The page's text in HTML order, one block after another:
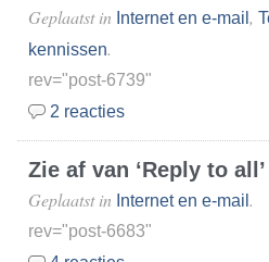
Geplaatst in Internet en e-mail ,
kennissen.
rev="post-6739"
2 reacties
Zie af van ‘Reply to all’
Geplaatst in Internet en e-mail .
rev="post-6683"